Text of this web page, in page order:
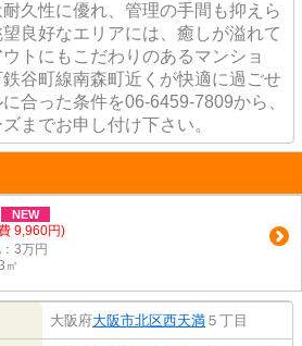
久性に優れ、管理の手間も抑えら
良好なエリアには、癒しが溢れて
トにもこだわりのあるマンショ
谷町線南森町近くが快適に過ごせ
合った条件を06-6459-7809から、
までお申し付け下さい。
NEW
9,960円)
3万円
㎡
大阪府大阪市北区西天満 ５丁目